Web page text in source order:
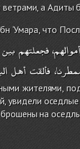
а
‘Умара, что
فجعلتهمبين
فألقت أهل
жителями,
увидели
на